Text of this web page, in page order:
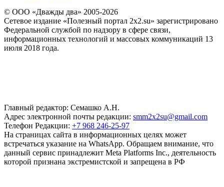
© ООО «Дважды два» 2005-2026
Сетевое издание «Полезный портал 2x2.su» зарегистрировано
Федеральной службой по надзору в сфере связи,
информационных технологий и массовых коммуникаций 13
июля 2018 года.
Главный редактор: Семашко А.Н.
Адрес электронной почты редакции: smm2x2su@gmail.com
Телефон Редакции: +7 968 246-25-97
На страницах сайта в информационных целях может
встречаться указание на WhatsApp. Обращаем внимание, что
данный сервис принадлежит Meta Platforms Inc., деятельность
которой признана экстремистской и запрещена в РФ